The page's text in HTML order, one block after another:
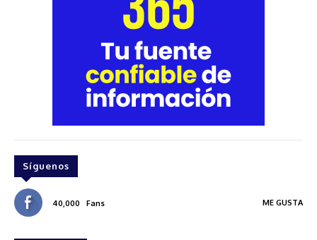
Síguenos
40,000 Fans ME GUSTA